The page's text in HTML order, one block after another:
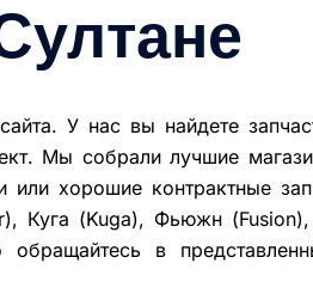
У нас вы найдете
Мы собрали лучшие
или хорошие контрактные
Куга (Kuga), Фьюжн
в